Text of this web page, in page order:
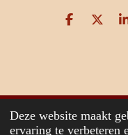
Deze website maakt
ervaring te verbeteren
D
D
© 2026